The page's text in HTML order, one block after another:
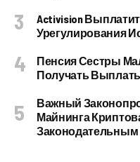
Activision
Урегулирования
Пенсия Сестры
Получать
Важный
Майнинга